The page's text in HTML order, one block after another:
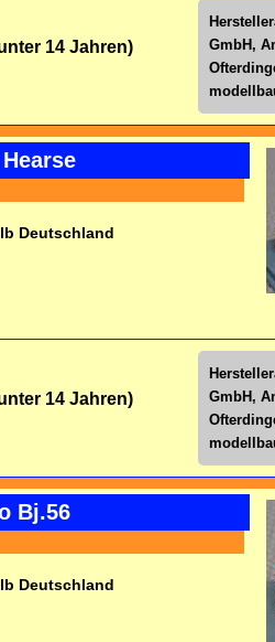
GmbH,
14 Jahren)
Deutschland
GmbH,
14 Jahren)
Bj.56
Deutschland